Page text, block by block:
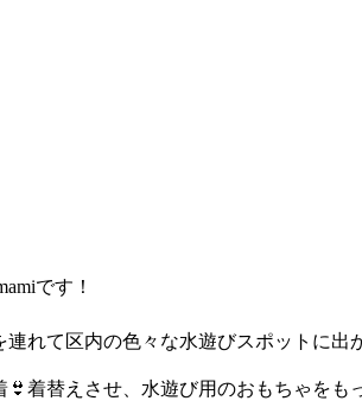
です！
連れて区内の色々な水遊びスポットに出
着替えさせ、水遊び用のおもちゃをも